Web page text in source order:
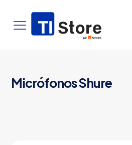
Micrófonos Shure